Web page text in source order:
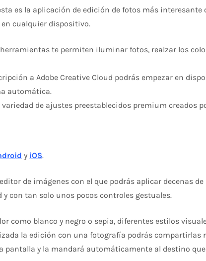
es la aplicación de edición de fotos más
cualquier dispositivo.
te permiten iluminar fotos, realzar los
a Adobe Creative Cloud podrás empezar en
automática.
variedad de ajustes preestablecidos premium
y iOS.
de imágenes con el que podrás aplicar decenas
con tan solo unos pocos controles gestuales.
como blanco y negro o sepia, diferentes estilos
la edición con una fotografía podrás compartirlas
pantalla y la mandará automáticamente al destino que